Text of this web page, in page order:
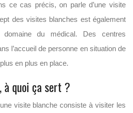
ce cas précis, on parle d’une visite
des visites blanches est également
du médical. Des centres
l’accueil de personne en situation de
en plus en place.
à quoi ça sert ?
visite blanche consiste à visiter les